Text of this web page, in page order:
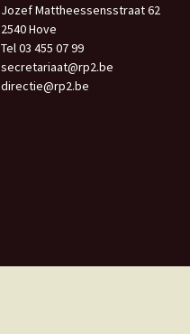
Jozef Mattheessensstraat 62
2540 Hove
Tel 03 455 07 99
secretariaat@rp2.be
directie@rp2.be